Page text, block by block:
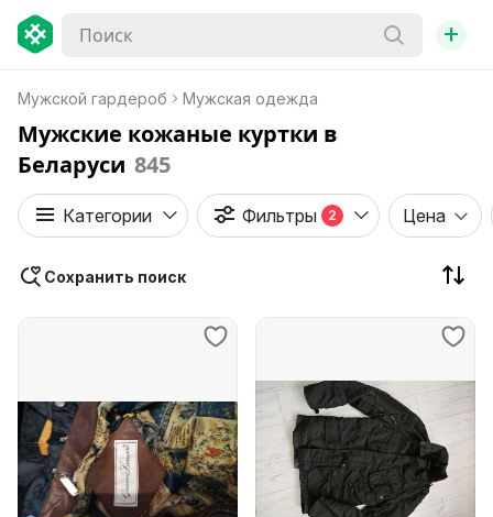
+
Мужской гардероб Мужская одежда
Мужские кожаные куртки в
Беларуси 845
Категории Фильтры 2 Цена
Сохранить поиск